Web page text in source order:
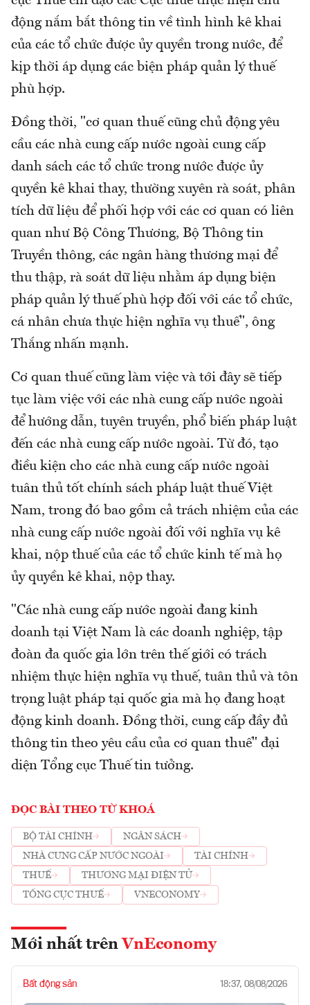
động nắm bắt thông tin về tình hình kê khai
của các tổ chức được ủy quyền trong nước, để
kịp thời áp dụng các biện pháp quản lý thuế
phù hợp.
Đồng thời, "cơ quan thuế cũng chủ động yêu
cầu các nhà cung cấp nước ngoài cung cấp
danh sách các tổ chức trong nước được ủy
quyền kê khai thay, thường xuyên rà soát, phân
tích dữ liệu để phối hợp với các cơ quan có liên
quan như Bộ Công Thương, Bộ Thông tin
Truyền thông, các ngân hàng thương mại để
thu thập, rà soát dữ liệu nhằm áp dụng biện
pháp quản lý thuế phù hợp đối với các tổ chức,
cá nhân chưa thực hiện nghĩa vụ thuế", ông
Thắng nhấn mạnh.
Cơ quan thuế cũng làm việc và tới đây sẽ tiếp
tục làm việc với các nhà cung cấp nước ngoài
để hướng dẫn, tuyên truyền, phổ biến pháp luật
đến các nhà cung cấp nước ngoài. Từ đó, tạo
điều kiện cho các nhà cung cấp nước ngoài
tuân thủ tốt chính sách pháp luật thuế Việt
Nam, trong đó bao gồm cả trách nhiệm của các
nhà cung cấp nước ngoài đối với nghĩa vụ kê
khai, nộp thuế của các tổ chức kinh tế mà họ
ủy quyền kê khai, nộp thay.
"Các nhà cung cấp nước ngoài đang kinh
doanh tại Việt Nam là các doanh nghiệp, tập
đoàn đa quốc gia lớn trên thế giới có trách
nhiệm thực hiện nghĩa vụ thuế, tuân thủ và tôn
trọng luật pháp tại quốc gia mà họ đang hoạt
động kinh doanh. Đồng thời, cung cấp đầy đủ
thông tin theo yêu cầu của cơ quan thuế" đại
diện Tổng cục Thuế tin tưởng.
ĐỌC BÀI THEO TỪ KHOÁ
BỘ TÀI CHÍNH
NGÂN SÁCH
NHÀ CUNG CẤP NƯỚC NGOÀI
TÀI CHÍNH
THUẾ
THƯƠNG MẠI ĐIỆN TỬ
TỔNG CỤC THUẾ
VNECONOMY
Mới nhất trên VnEconomy
Bất động sản 18:37, 08/08/2026